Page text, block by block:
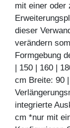
mit einer oder
dieser
verändern
Formgebung
| 150 | 160 |
cm Breite: 90
integrierte
cm *nur mit